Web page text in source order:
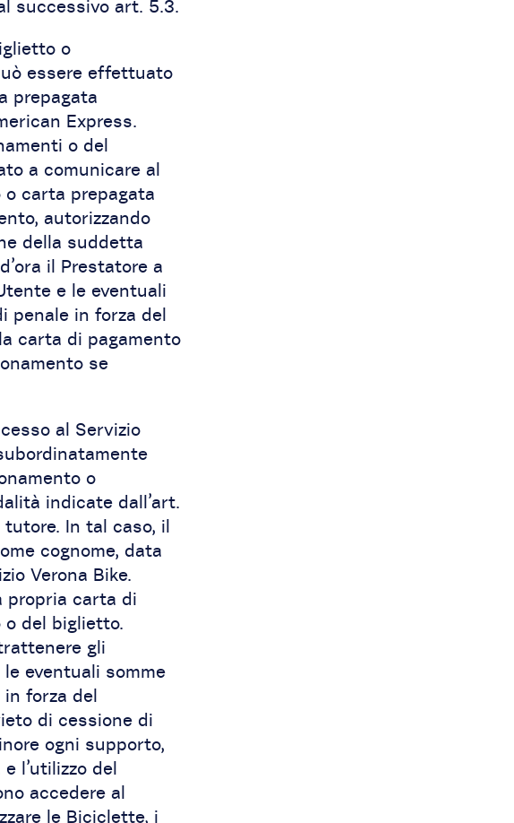
successivo art. 5.3.
o
essere effettuato
prepagata
Express.
o del
a comunicare al
carta prepagata
autorizzando
della suddetta
il Prestatore a
e le eventuali
penale in forza del
carta di pagamento
se
al Servizio
o
indicate dall’art.
In tal caso, il
cognome, data
Verona Bike.
propria carta di
o del biglietto.
gli
eventuali somme
forza del
di cessione di
ogni supporto,
l’utilizzo del
accedere al
le Biciclette, i